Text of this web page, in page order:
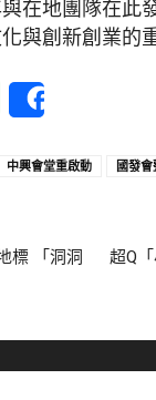
在地團隊在此
與創新創業的
Line
中興會堂重啟動 國發
標 「洞洞
超Q